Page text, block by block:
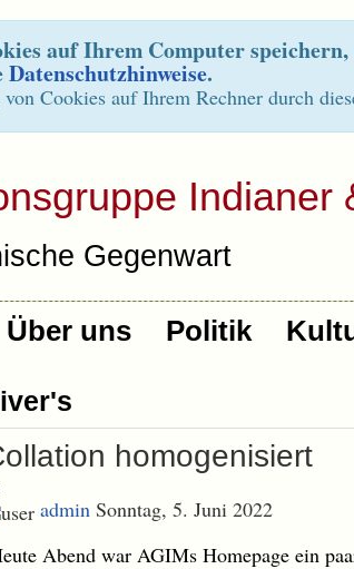
auf Ihrem Computer
Datenschutzhinweise.
Cookies auf Ihrem Rechner durch
Indianer
Gegenwart
Über uns Politik
homogenisiert
admin Sonntag, 5. Juni 2022
Abend war AGIMs Homepage ein